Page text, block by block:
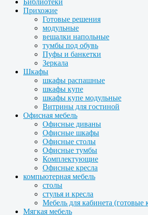
Библиотеки
Прихожие
Готовые решения
модульные
вешалки напольные
тумбы под обувь
Пуфы и банкетки
Зеркала
Шкафы
шкафы распашные
шкафы купе
шкафы купе модульные
Витрины для гостиной
Офисная мебель
Офисные диваны
Офисные шкафы
Офисные столы
Офисные тумбы
Комплектующие
Офисные кресла
компьютерная мебель
столы
стулья и кресла
Мебель для кабинета (готовые
Мягкая мебель